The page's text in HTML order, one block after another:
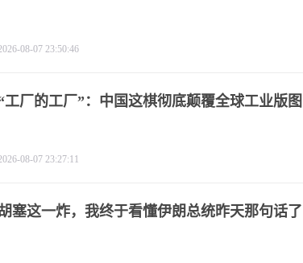
08-07 23:50:46
工厂的工厂”：中国这棋彻底颠覆全球工业版图
08-07 23:27:11
塞这一炸，我终于看懂伊朗总统昨天那句话了